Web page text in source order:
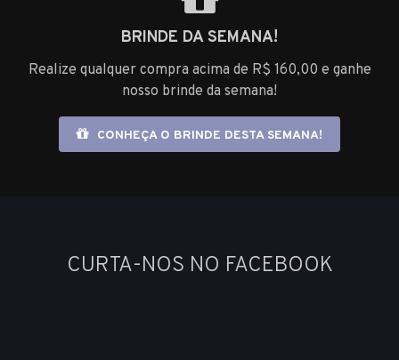
BRINDE DA SEMANA!
Realize qualquer compra acima de R$ 160,00 e ganhe
nosso brinde da semana!
CONHEÇA O BRINDE DESTA SEMANA!
CURTA-NOS NO FACEBOOK